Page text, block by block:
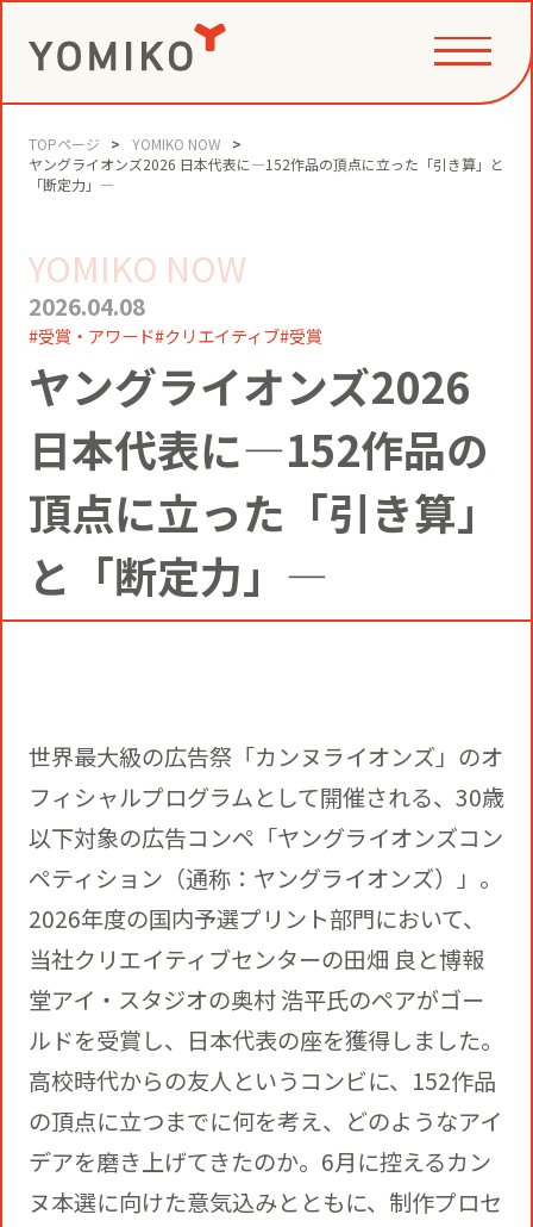
PHILOSOPHY
GAME CHANGE PARTNER
VI
YOMIKOグループ ビジョン・パーパ
ス・バリューズ
VALUE CREATION
コミュニティクリエイション®
事例
コミュニティクリエイションの仕掛け
人
NEWS
ニュースリリース
お知らせ
SERVICE
CIVIC PRIDE®コンサルティング
デジタルコンサルティング
ビジネスデベロップメント
マーケティング
クリエイティブ
アクティベーション
SUSTAINABILITY
方針
推進体制
環境
社会
ガバナンス
社長メッセージ
会社概要
当社の歩み
役員一覧
本社・支社アクセス
RECRUIT
新卒採用
通年採用
カムバック採用
障がい者採用
トップへ
TOPページ
YOMIKO NOW
ヤングライオンズ2026 日本代表に―152作品の頂点に立った「引き算」と
「断定力」―
YOMIKO NOW
2026.04.08
受賞・アワード クリエイティブ 受賞
ヤングライオンズ2026
日本代表に―152作品の
頂点に立った「引き算」
と「断定力」―
世界最大級の広告祭「カンヌライオンズ」のオ
フィシャルプログラムとして開催される、30歳
以下対象の広告コンペ「ヤングライオンズコン
ペティション（通称：ヤングライオンズ）」。
2026年度の国内予選プリント部門において、
当社クリエイティブセンターの田畑 良と博報
堂アイ・スタジオの奥村 浩平氏のペアがゴー
ルドを受賞し、日本代表の座を獲得しました。
高校時代からの友人というコンビに、152作品
の頂点に立つまでに何を考え、どのようなアイ
デアを磨き上げてきたのか。6月に控えるカン
ヌ本選に向けた意気込みとともに、制作プロセ